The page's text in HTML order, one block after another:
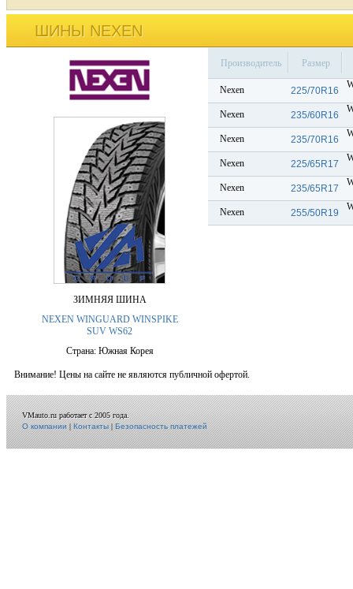
ШИНЫ NEXEN
ЗИМНЯЯ ШИНА
NEXEN WINGUARD WINSPIKE
SUV WS62
Страна: Южная Корея
Производитель Размер
Nexen 225/70R16
Nexen 235/60R16
Nexen 235/70R16
Nexen 225/65R17
Nexen 235/65R17
Nexen 255/50R19
Внимание! Цены на сайте не являются публичной офертой.
VMauto.ru работает с 2005 года.
О компании|Контакты|Безопасность платежей